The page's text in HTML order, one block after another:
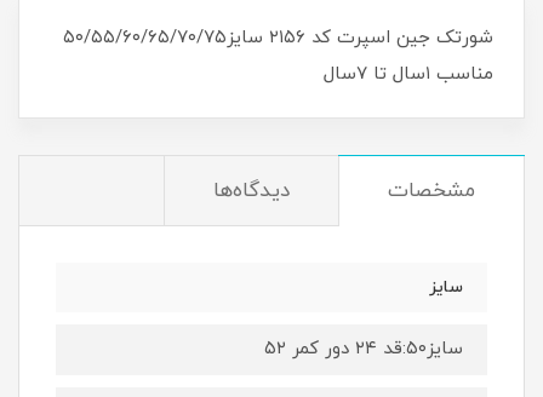
شورتک جین اسپرت کد ۲۱۵۶ سایز۵۰/۵۵/۶۰/۶۵/۷۰/۷۵
مناسب ۱سال تا ۷سال
مشخصات دیدگاه‌ها
سایز
سایز۵۰:قد ۲۴ دور کمر ۵۲